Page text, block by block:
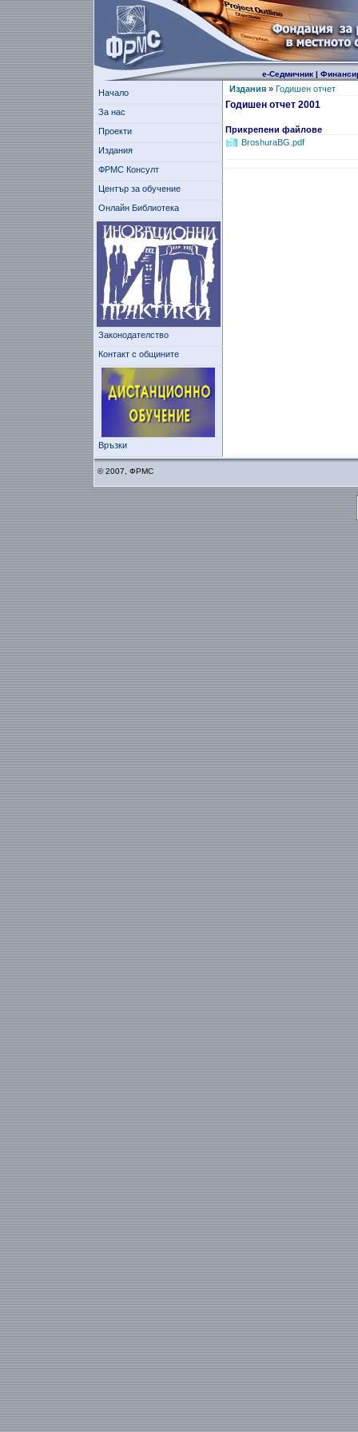
е-Седмичник|
Начало
За нас
Проекти
Издания
ФРМС Консулт
Център за обучение
Онлайн Библиотека
Законодателство
Контакт с общините
Връзки
Издания» Годишен отчет
Годишен отчет 2001
Прикрепени файлове
BroshuraBG.pdf
© 2007, ФРМС